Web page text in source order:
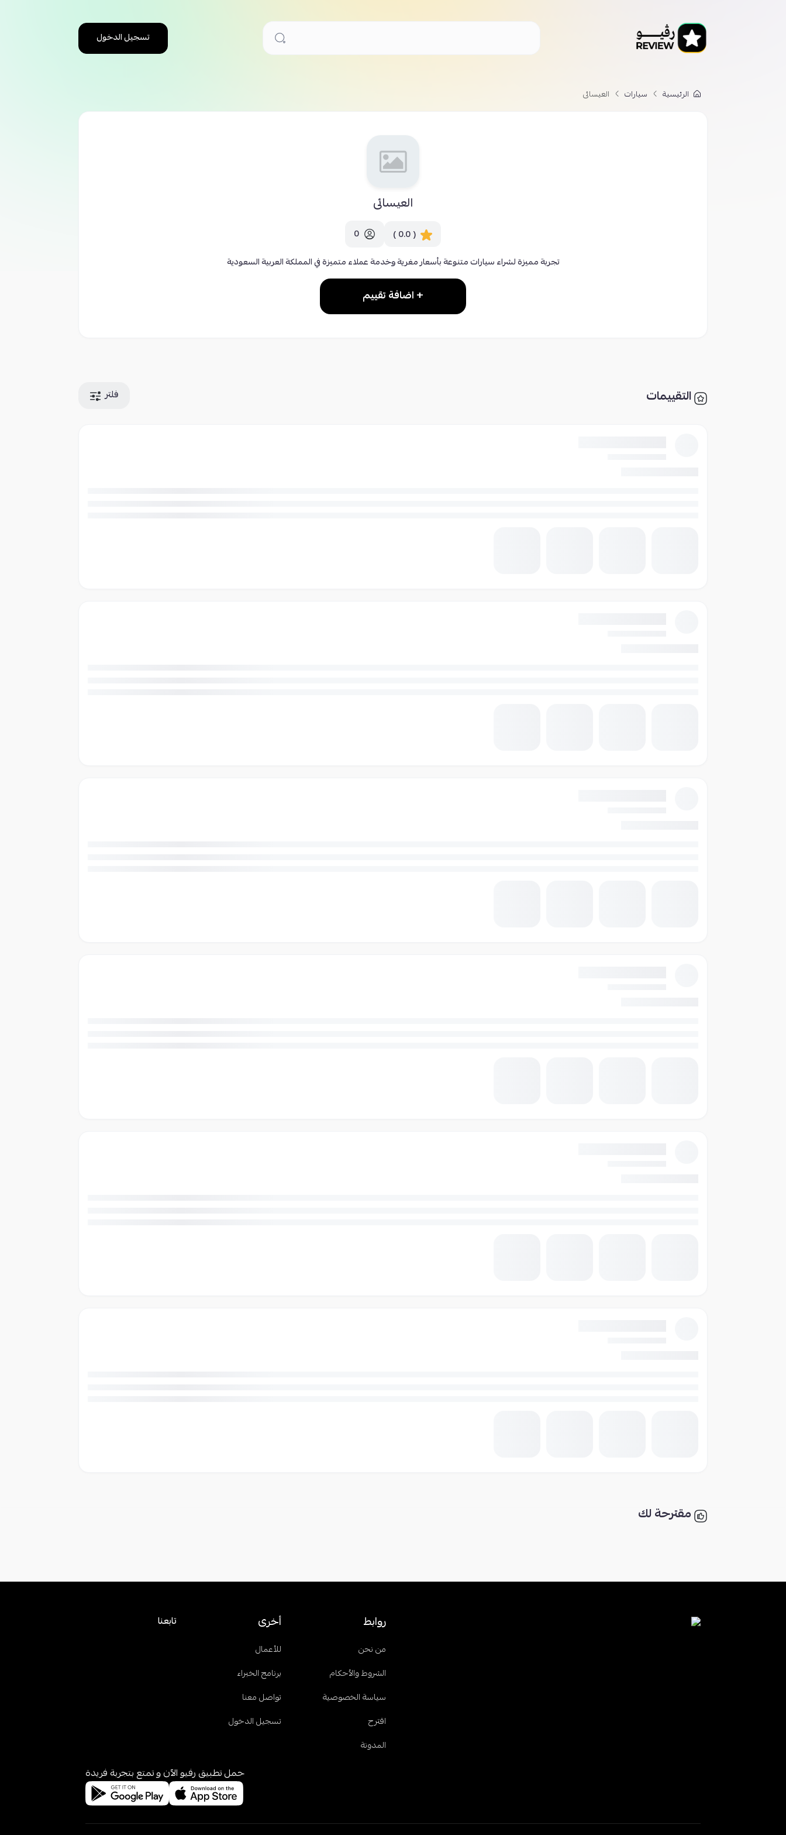
تسجيل الدخول
الرئيسية سيارات العيسائى
العيسائى
( 0.0 )
0
تجربة مميزة لشراء سيارات متنوعة بأسعار مغرية وخدمة عملاء متميزة في المملكة العربية السعودية
+ اضافة تقييم
التقييمات فلتر
مقترحة لك
روابط
من نحن
الشروط والأحكام
سياسة الخصوصية
اقترح
المدونة
أخرى
للأعمال
برنامج الخبراء
تواصل معنا
تسجيل الدخول
تابعنا
حمل تطبيق رفيو الآن و تمتع بتجربة فريدة